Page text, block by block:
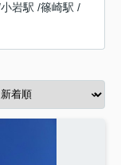
小岩駅 /篠崎駅 /